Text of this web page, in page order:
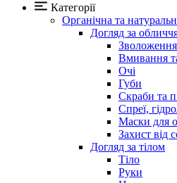
Категорії
Органічна та
Догляд за
Вмивання
Очі
Губи
Скраби та
Спреї,
Маски для
Захист від
Догляд за тілом
Тіло
Руки